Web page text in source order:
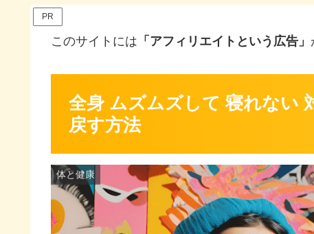
PR
このサイトには 「アフィリエイトという広告」
全身 ムズムズして 寝れない
戻す方法
体と健康